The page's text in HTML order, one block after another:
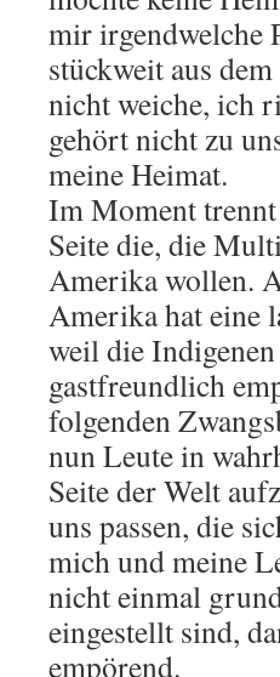
mir irgendwelche
stückweit aus
nicht weiche, ich
gehört nicht zu
meine Heimat.
Im Moment trennt
Seite die, die
Amerika wollen.
Amerika hat eine
weil die
gastfreundlich
folgenden
nun Leute in
Seite der Welt
uns passen, die
mich und meine
nicht einmal
eingestellt sind,
empörend.